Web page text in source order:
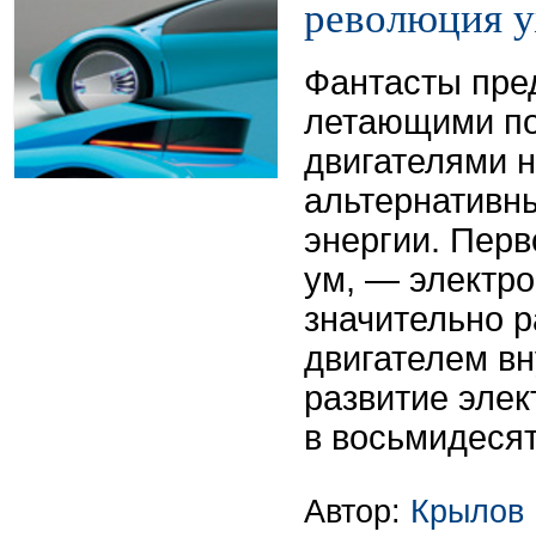
революция
Фантасты
летающими
двигателями
энергии.
ум, —
значительно
двигателем
развитие
в
Автор: Крылов